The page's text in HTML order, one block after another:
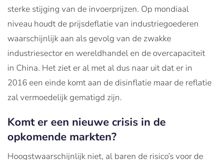
sterke stijging van de invoerprijzen. Op mondiaal
niveau houdt de prijsdeflatie van industriegoederen
waarschijnlijk aan als gevolg van de zwakke
industriesector en wereldhandel en de overcapaciteit
in China. Het ziet er al met al dus naar uit dat er in
2016 een einde komt aan de disinflatie maar de reflatie
zal vermoedelijk gematigd zijn.
Komt er een nieuwe crisis in de
opkomende markten?
Hoogstwaarschijnlijk niet, al baren de risico’s voor de